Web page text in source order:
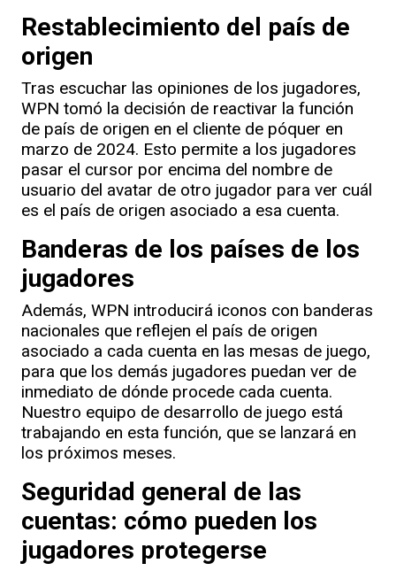
Restablecimiento del país de
origen
Tras escuchar las opiniones de los jugadores,
WPN tomó la decisión de reactivar la función
de país de origen en el cliente de póquer en
marzo de 2024. Esto permite a los jugadores
pasar el cursor por encima del nombre de
usuario del avatar de otro jugador para ver cuál
es el país de origen asociado a esa cuenta.
Banderas de los países de los
jugadores
Además, WPN introducirá iconos con banderas
nacionales que reflejen el país de origen
asociado a cada cuenta en las mesas de juego,
para que los demás jugadores puedan ver de
inmediato de dónde procede cada cuenta.
Nuestro equipo de desarrollo de juego está
trabajando en esta función, que se lanzará en
los próximos meses.
Seguridad general de las
cuentas: cómo pueden los
jugadores protegerse